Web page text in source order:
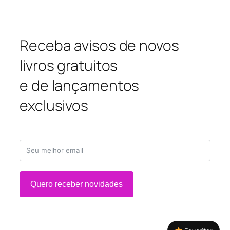
Receba avisos de novos
livros gratuitos
e de lançamentos
exclusivos
Quero receber novidades